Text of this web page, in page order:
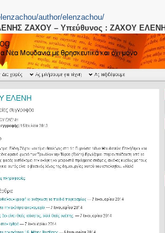
author/elenzachou/
ΖΑΧΟΥ – Υπεύθυνος : ΖΑΧΟΥ ΕΛΕΝΗ